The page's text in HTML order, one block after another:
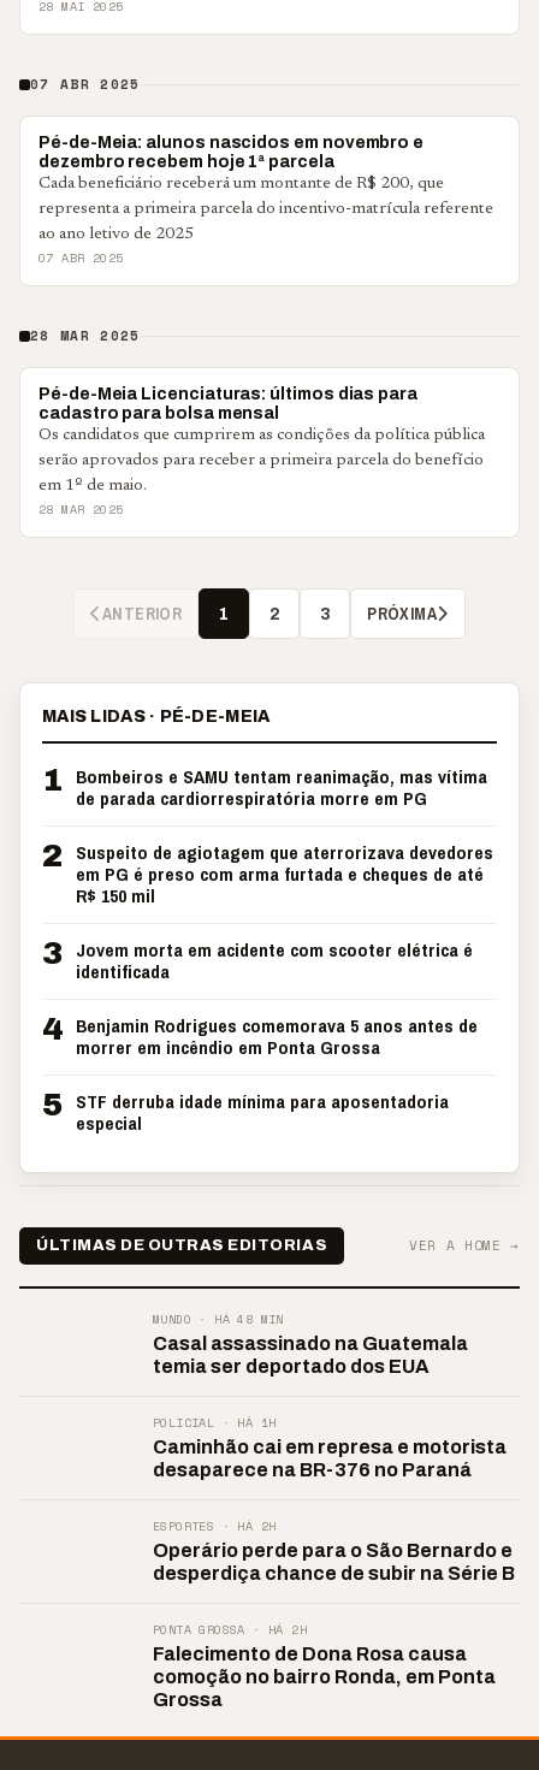
28 MAI 2025
07 ABR 2025
ECONOMIA
Pé-de-Meia: alunos nascidos em novembro e
dezembro recebem hoje 1ª parcela
Cada beneficiário receberá um montante de R$ 200, que
representa a primeira parcela do incentivo-matrícula referente
ao ano letivo de 2025
07 ABR 2025
28 MAR 2025
BRASIL
Pé-de-Meia Licenciaturas: últimos dias para
cadastro para bolsa mensal
Os candidatos que cumprirem as condições da política pública
serão aprovados para receber a primeira parcela do benefício
em 1º de maio.
28 MAR 2025
ANTERIOR 1 2 3 PRÓXIMA
MAIS LIDAS · PÉ-DE-MEIA
1
Bombeiros e SAMU tentam reanimação, mas vítima
de parada cardiorrespiratória morre em PG
2
Suspeito de agiotagem que aterrorizava devedores
em PG é preso com arma furtada e cheques de até
R$ 150 mil
3 Jovem morta em acidente com scooter elétrica é
identificada
4 Benjamin Rodrigues comemorava 5 anos antes de
morrer em incêndio em Ponta Grossa
5 STF derruba idade mínima para aposentadoria
especial
ÚLTIMAS DE OUTRAS EDITORIAS VER A HOME →
MUNDO · HÁ 48 MIN
Casal assassinado na Guatemala
temia ser deportado dos EUA
POLICIAL · HÁ 1H
Caminhão cai em represa e motorista
desaparece na BR-376 no Paraná
ESPORTES · HÁ 2H
Operário perde para o São Bernardo e
desperdiça chance de subir na Série B
PONTA GROSSA · HÁ 2H
Falecimento de Dona Rosa causa
comoção no bairro Ronda, em Ponta
Grossa